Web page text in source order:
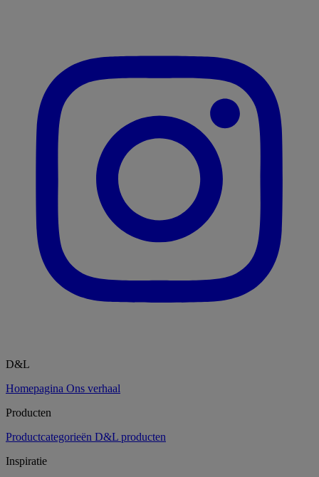
D&L
Homepagina Ons verhaal
Producten
Productcategorieën D&L producten
Inspiratie